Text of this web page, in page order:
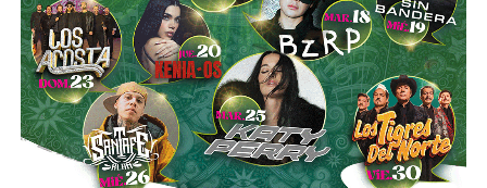
enajenen intencionalmente de manera parcial o total sus
bienes con la finalidad de eludir obligaciones alimentarias.
De igual manera, se sancionará a quienes, teniendo
conocimiento de la existencia de una obligación
alimentaria o de un proceso judicial en curso, ayuden al
deudor a ocultar bienes, acepten figurar como titulares